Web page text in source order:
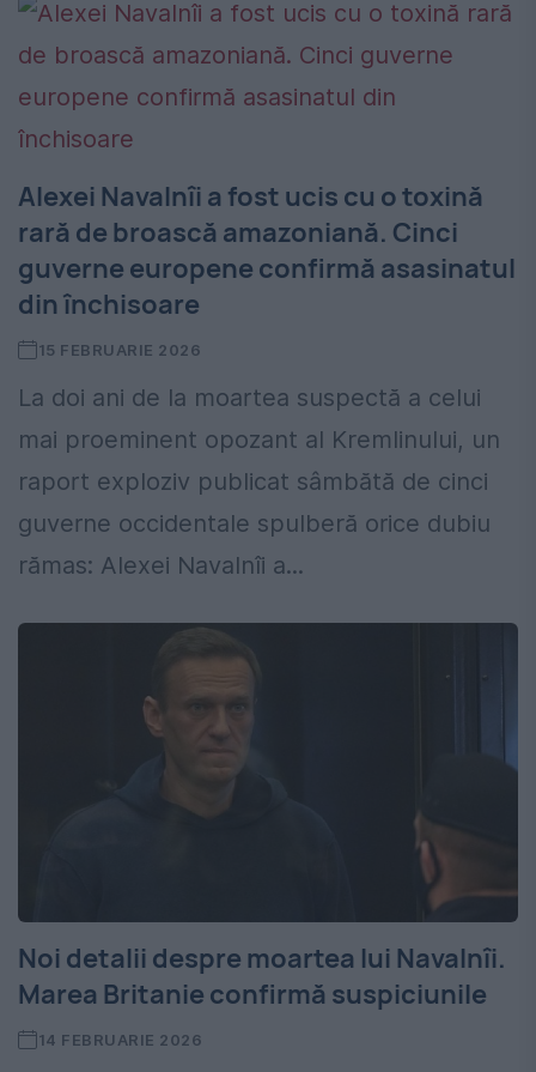
Alexei Navalnîi a fost ucis cu o toxină
rară de broască amazoniană. Cinci
guverne europene confirmă asasinatul
din închisoare
15 FEBRUARIE 2026
La doi ani de la moartea suspectă a celui
mai proeminent opozant al Kremlinului, un
raport exploziv publicat sâmbătă de cinci
guverne occidentale spulberă orice dubiu
rămas: Alexei Navalnîi a...
Noi detalii despre moartea lui Navalnîi.
Marea Britanie confirmă suspiciunile
14 FEBRUARIE 2026